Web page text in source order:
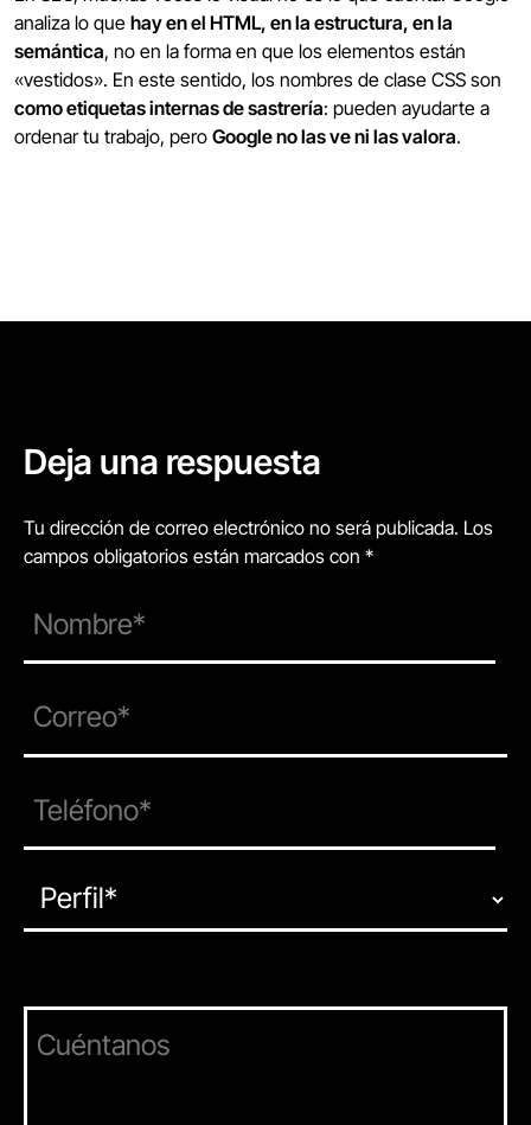
analiza lo que hay en el HTML, en la estructura, en la
semántica, no en la forma en que los elementos están
«vestidos». En este sentido, los nombres de clase CSS son
como etiquetas internas de sastrería: pueden ayudarte a
ordenar tu trabajo, pero Google no las ve ni las valora.
Deja una respuesta
Tu dirección de correo electrónico no será publicada. Los
campos obligatorios están marcados con *